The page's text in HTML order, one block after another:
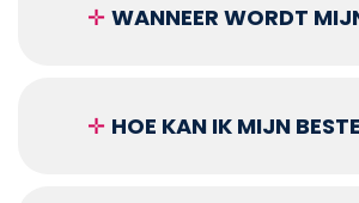
✛ WANNEER WORDT
✛ HOE KAN IK MIJN